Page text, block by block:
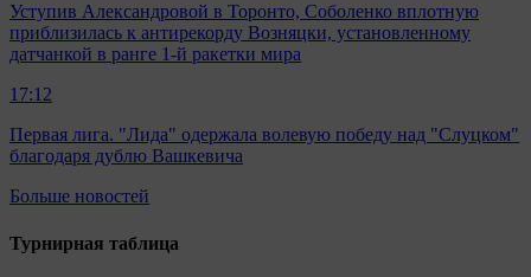
Уступив Александровой в Торонто, Соболенко вплотную
приблизилась к антирекорду Возняцки, установленному
датчанкой в ранге 1-й ракетки мира
17:12
Первая лига. "Лида" одержала волевую победу над "Слуцком"
благодаря дублю Вашкевича
Больше новостей
Турнирная таблица